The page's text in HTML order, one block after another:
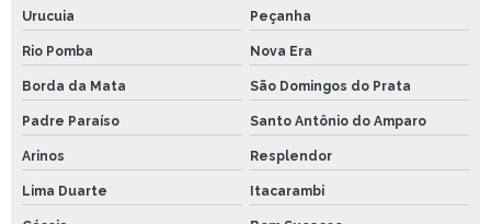
Urucuia Peçanha
Rio Pomba Nova Era
Borda da Mata São Domingos do Prata
Padre Paraíso Santo Antônio do Amparo
Arinos Resplendor
Lima Duarte Itacarambi